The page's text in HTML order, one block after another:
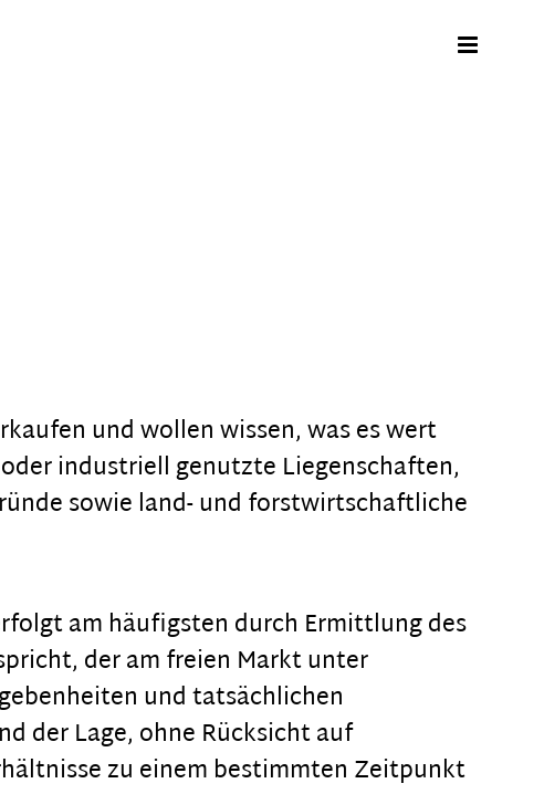
und wollen wissen, was es wert
industriell genutzte Liegenschaften,
sowie land- und forstwirtschaftliche
am häufigsten durch Ermittlung des
der am freien Markt unter
und tatsächlichen
der Lage, ohne Rücksicht auf
zu einem bestimmten Zeitpunkt